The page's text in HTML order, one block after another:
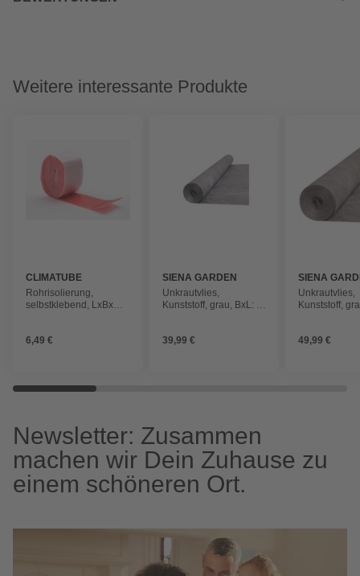
Weitere interessante Produkte
CLIMATUBE
Rohrisolierung,
selbstklebend, LxBxH:
6,49 €
SIENA GARDEN
Unkrautvlies,
Kunststoff, grau, BxL: 1
39,99 €
SIENA
Unkrautvlies,
Kunststoff,
49,99 €
Newsletter: Zusammen
machen wir Dein Zuhause zu
einem schöneren Ort.